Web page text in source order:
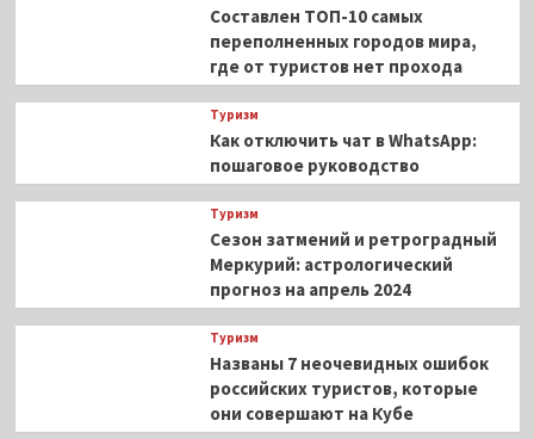
Составлен ТОП-10 самых
переполненных городов мира,
где от туристов нет прохода
Туризм
Как отключить чат в WhatsApp:
пошаговое руководство
Туризм
Сезон затмений и ретроградный
Меркурий: астрологический
прогноз на апрель 2024
Туризм
Названы 7 неочевидных ошибок
российских туристов, которые
они совершают на Кубе